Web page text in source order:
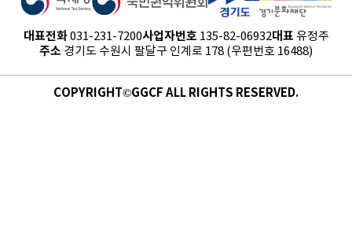
대표전화 031-231-7200사업자번호 135-82-06932대표 유정주
주소 경기도 수원시 팔달구 인계로 178 (우편번호 16488)
COPYRIGHT©GGCF ALL RIGHTS RESERVED.